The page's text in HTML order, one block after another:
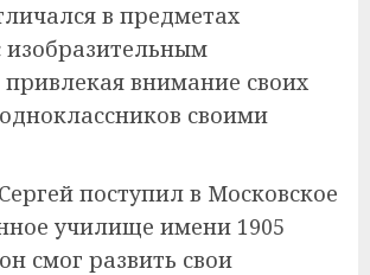
в предметах
изобразительным
привлекая внимание своих
своими
поступил в Московское
училище имени 1905
смог развить свои